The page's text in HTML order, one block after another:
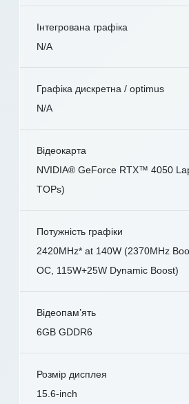
Інтегрована графіка
N/A
Графіка дискретна / optimus
N/A
Відеокарта
NVIDIA® GeForce RTX™ 4050
TOPs)
Потужність графіки
2420MHz* at 140W (2370MHz
OC, 115W+25W Dynamic Boost)
Відеопам’ять
6GB GDDR6
Розмір дисплея
15.6-inch